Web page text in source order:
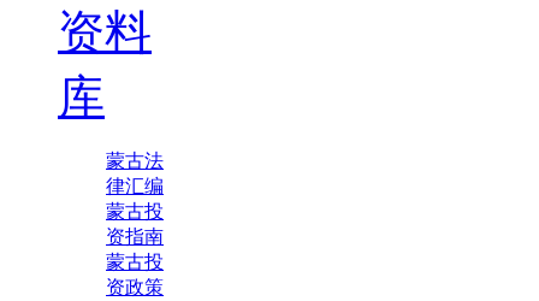
资料
库
蒙古法
律汇编
蒙古投
资指南
蒙古投
资政策